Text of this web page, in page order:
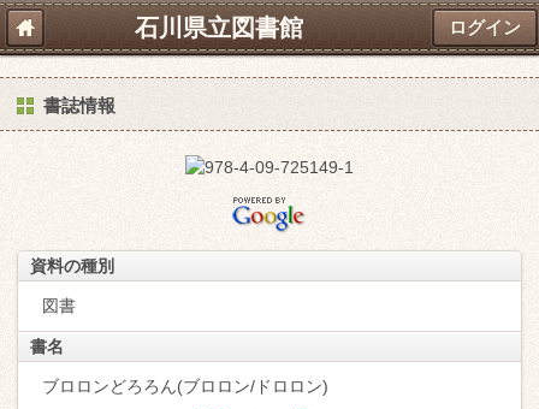
石川県立図書館 ログイン
書誌情報
資料の種別
図書
書名
ブロロンどろろん(ブロロン/ドロロン)